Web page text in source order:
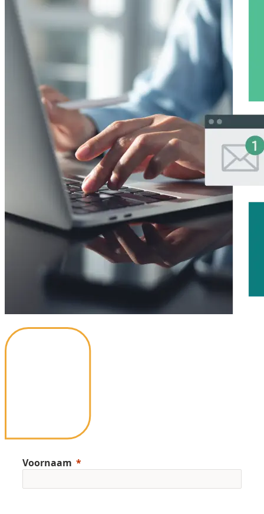
Voornaam